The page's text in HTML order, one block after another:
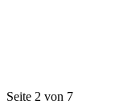
Seite 2 von 7